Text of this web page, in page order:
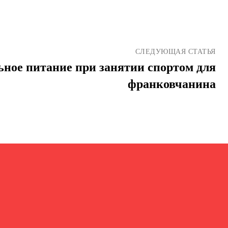
СЛЕДУЮЩАЯ СТАТЬЯ
питание при занятии спортом для
франковчанина